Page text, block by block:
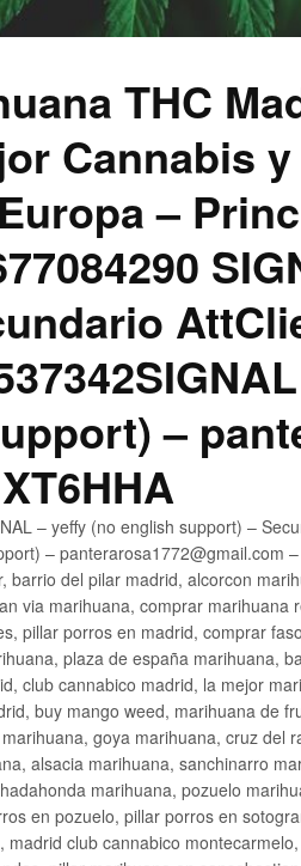
THC
Cannabis
–
–
– yeffy (no english support) –
–
barrio del pilar madrid, alcorcon
via marihuana, comprar
pillar porros en madrid, comprar
plaza de españa marihuana,
club cannabico madrid, la mejor
buy mango weed, marihuana de
goya marihuana, cruz
alsacia marihuana, sanchinarro
marihuana, pozuelo
en pozuelo, pillar porros en
club cannabico